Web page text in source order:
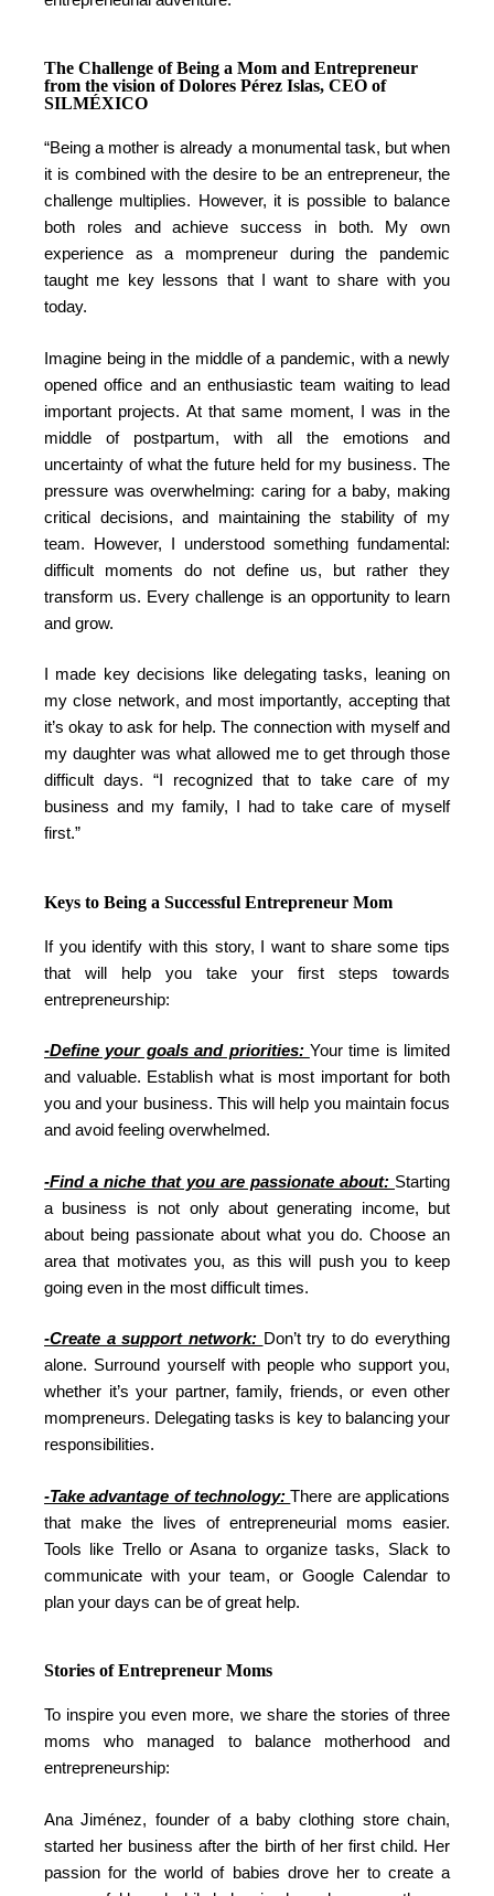
The Challenge of Being a Mom and Entrepreneur
from the vision of Dolores Pérez Islas, CEO of
SILMÉXICO
“Being a mother is already a monumental task, but when
it is combined with the desire to be an entrepreneur, the
challenge multiplies. However, it is possible to balance
both roles and achieve success in both. My own
experience as a mompreneur during the pandemic
taught me key lessons that I want to share with you
today.
Imagine being in the middle of a pandemic, with a newly
opened office and an enthusiastic team waiting to lead
important projects. At that same moment, I was in the
middle of postpartum, with all the emotions and
uncertainty of what the future held for my business. The
pressure was overwhelming: caring for a baby, making
critical decisions, and maintaining the stability of my
team. However, I understood something fundamental:
difficult moments do not define us, but rather they
transform us. Every challenge is an opportunity to learn
and grow.
I made key decisions like delegating tasks, leaning on
my close network, and most importantly, accepting that
it’s okay to ask for help. The connection with myself and
my daughter was what allowed me to get through those
difficult days. “I recognized that to take care of my
business and my family, I had to take care of myself
first.”
Keys to Being a Successful Entrepreneur Mom
If you identify with this story, I want to share some tips
that will help you take your first steps towards
entrepreneurship:
-Define your goals and priorities: Your time is limited
and valuable. Establish what is most important for both
you and your business. This will help you maintain focus
and avoid feeling overwhelmed.
-Find a niche that you are passionate about: Starting
a business is not only about generating income, but
about being passionate about what you do. Choose an
area that motivates you, as this will push you to keep
going even in the most difficult times.
-Create a support network: Don’t try to do everything
alone. Surround yourself with people who support you,
whether it’s your partner, family, friends, or even other
mompreneurs. Delegating tasks is key to balancing your
responsibilities.
-Take advantage of technology:There are applications
that make the lives of entrepreneurial moms easier.
Tools like Trello or Asana to organize tasks, Slack to
communicate with your team, or Google Calendar to
plan your days can be of great help.
Stories of Entrepreneur Moms
To inspire you even more, we share the stories of three
moms who managed to balance motherhood and
entrepreneurship:
Ana Jiménez, founder of a baby clothing store chain,
started her business after the birth of her first child. Her
passion for the world of babies drove her to create a